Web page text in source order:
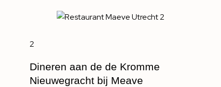
2
Dineren aan de de Kromme
Nieuwegracht bij Meave